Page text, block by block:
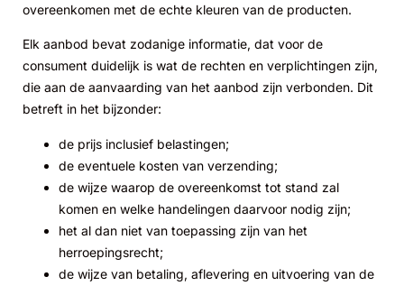
overeenkomen met de echte kleuren van de producten.
Elk aanbod bevat zodanige informatie, dat voor de
consument duidelijk is wat de rechten en verplichtingen zijn,
die aan de aanvaarding van het aanbod zijn verbonden. Dit
betreft in het bijzonder:
de prijs inclusief belastingen;
de eventuele kosten van verzending;
de wijze waarop de overeenkomst tot stand zal
komen en welke handelingen daarvoor nodig zijn;
het al dan niet van toepassing zijn van het
herroepingsrecht;
de wijze van betaling, aflevering en uitvoering van de